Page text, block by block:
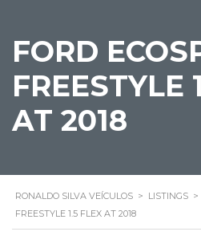
FORD
FREESTYLE
AT 2018
RONALDO SILVA VEÍCULOS > LISTINGS >
FREESTYLE 1.5 FLEX AT 2018